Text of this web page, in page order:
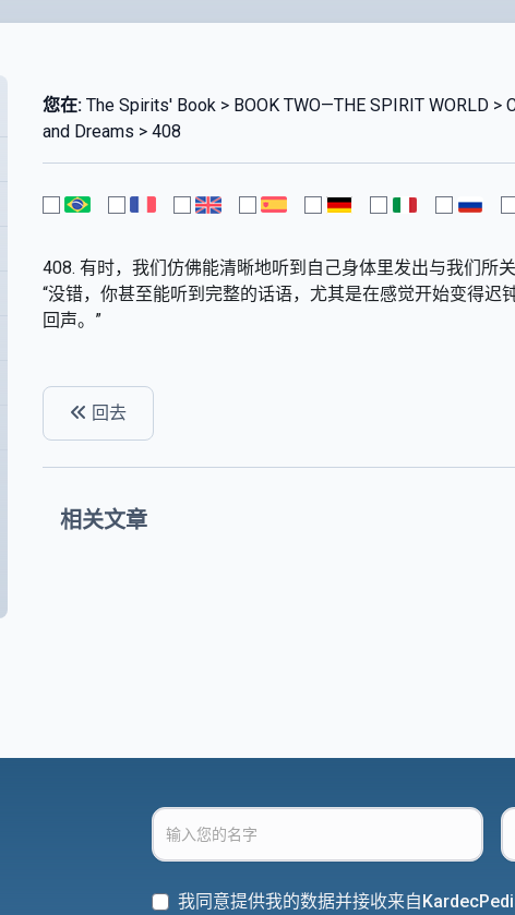
您在:The Spirits' Book > BOOK TWO—THE SPIRIT WORLD >
and Dreams > 408
408. 有时，我们仿佛能清晰地听到自己身体里发出与我们所
“没错，你甚至能听到完整的话语，尤其是在感觉开始变得
回声。”
回去
相关文章
我同意提供我的数据并接收来自